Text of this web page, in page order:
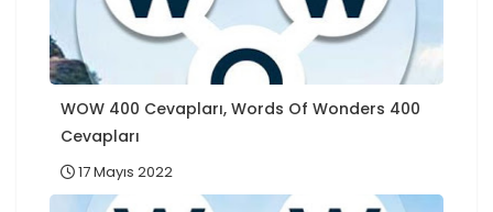
WOW 400 Cevapları, Words Of Wonders 400
Cevapları
17 Mayıs 2022